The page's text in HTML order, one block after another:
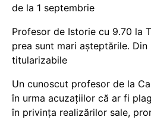
de la 1 septembrie
Profesor de Istorie cu 9.70 la
prea sunt mari așteptările.
titularizabile
Un cunoscut profesor de la
în urma acuzațiilor că ar fi
în privința realizărilor sale,